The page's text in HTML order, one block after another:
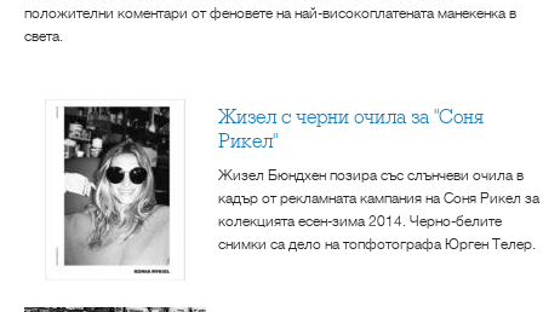
положителни коментари от феновете на най-високоплатената манекенка в
света.
Жизел с черни очила за "Соня
Рикел"
Жизел Бюндхен позира със слънчеви очила в
кадър от рекламната кампания на Соня Рикел за
колекцията есен-зима 2014. Черно-белите
снимки са дело на топфотографа Юрген Телер.